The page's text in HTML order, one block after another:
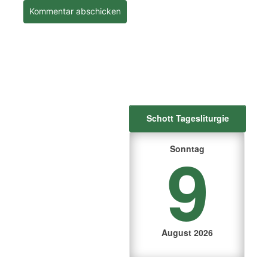
Schott Tagesliturgie
Sonntag
9
August 2026